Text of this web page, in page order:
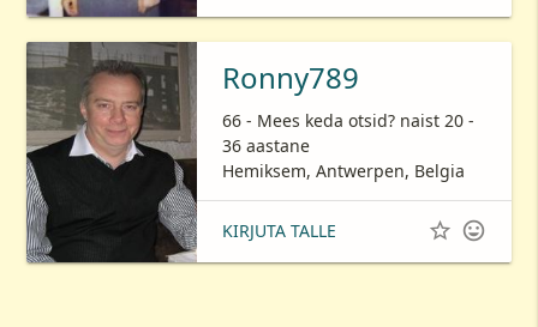
Ronny789
66 - Mees keda otsid? naist 20 -
36 aastane
Hemiksem, Antwerpen, Belgia
KIRJUTA TALLE  